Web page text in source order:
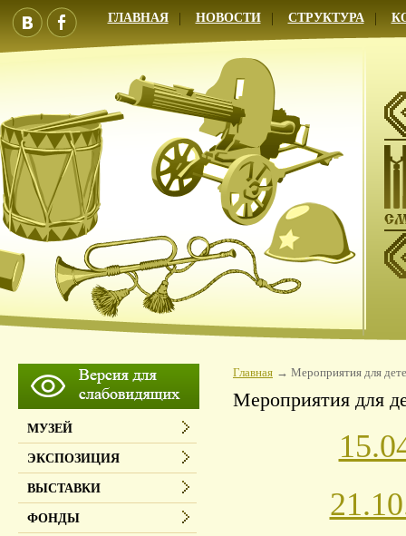
ГЛАВНАЯ НОВОСТИ СТРУКТУРА
Главная Мероприятия для
Мероприятия для
МУЗЕЙ
ЭКСПОЗИЦИЯ
ВЫСТАВКИ
ФОНДЫ